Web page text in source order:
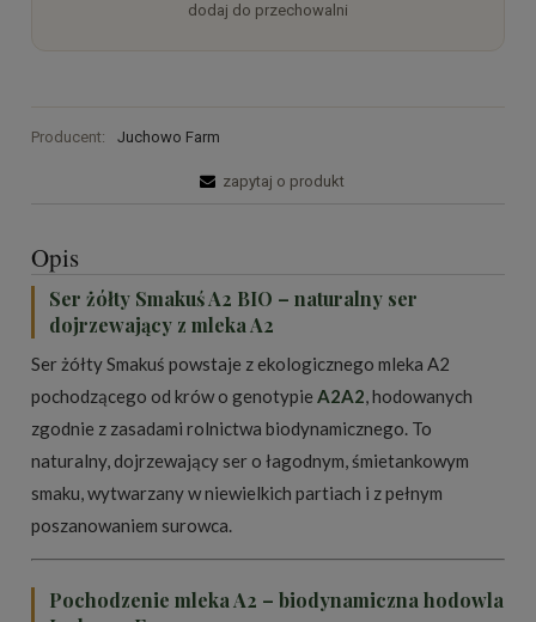
dodaj do przechowalni
Producent: Juchowo Farm
zapytaj o produkt
Opis
Ser żółty Smakuś A2 BIO – naturalny ser
dojrzewający z mleka A2
Ser żółty Smakuś powstaje z ekologicznego mleka A2
pochodzącego od krów o genotypie A2A2, hodowanych
zgodnie z zasadami rolnictwa biodynamicznego. To
naturalny, dojrzewający ser o łagodnym, śmietankowym
smaku, wytwarzany w niewielkich partiach i z pełnym
poszanowaniem surowca.
Pochodzenie mleka A2 – biodynamiczna hodowla